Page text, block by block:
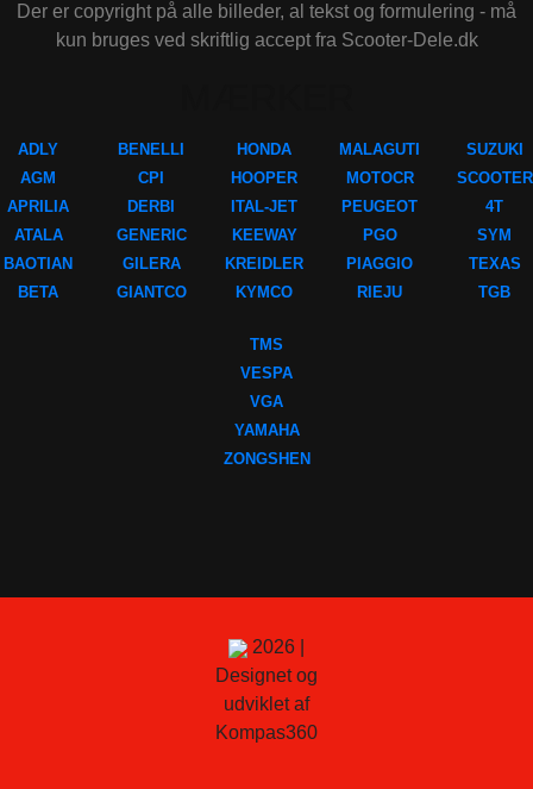
Der er copyright på alle billeder, al tekst og formulering - må
kun bruges ved skriftlig accept fra Scooter-Dele.dk
ADLY
AGM
APRILIA
ATALA
BAOTIAN
BETA
BENELLI
CPI
DERBI
GENERIC
GILERA
GIANTCO
HONDA
HOOPER
ITAL-JET
KEEWAY
KREIDLER
KYMCO
MALAGUTI
MOTOCR
PEUGEOT
PGO
PIAGGIO
RIEJU
SUZUKI
SCOOTER
4T
SYM
TEXAS
TGB
TMS
VESPA
VGA
YAMAHA
ZONGSHEN
2026 |
Designet og
udviklet af
Kompas360